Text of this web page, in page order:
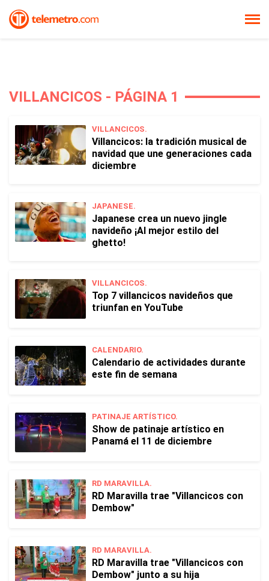
VILLANCICOS - PÁGINA 1
VILLANCICOS.
Villancicos: la tradición musical de
navidad que une generaciones cada
diciembre
JAPANESE.
Japanese crea un nuevo jingle
navideño ¡Al mejor estilo del
ghetto!
VILLANCICOS.
Top 7 villancicos navideños que
triunfan en YouTube
CALENDARIO.
Calendario de actividades durante
este fin de semana
PATINAJE ARTÍSTICO.
Show de patinaje artístico en
Panamá el 11 de diciembre
RD MARAVILLA.
RD Maravilla trae "Villancicos con
Dembow"
RD MARAVILLA.
RD Maravilla trae "Villancicos con
Dembow" junto a su hija